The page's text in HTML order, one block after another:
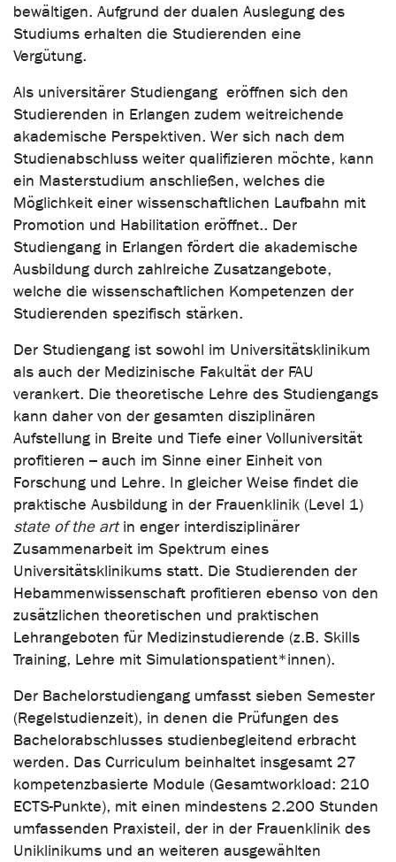
bewältigen. Aufgrund der dualen Auslegung des
Studiums erhalten die Studierenden eine
Vergütung.
Als universitärer Studiengang eröffnen sich den
Studierenden in Erlangen zudem weitreichende
akademische Perspektiven. Wer sich nach dem
Studienabschluss weiter qualifizieren möchte, kann
ein Masterstudium anschließen, welches die
Möglichkeit einer wissenschaftlichen Laufbahn mit
Promotion und Habilitation eröffnet.. Der
Studiengang in Erlangen fördert die akademische
Ausbildung durch zahlreiche Zusatzangebote,
welche die wissenschaftlichen Kompetenzen der
Studierenden spezifisch stärken.
Der Studiengang ist sowohl im Universitätsklinikum
als auch der Medizinische Fakultät der FAU
verankert. Die theoretische Lehre des Studiengangs
kann daher von der gesamten disziplinären
Aufstellung in Breite und Tiefe einer Volluniversität
profitieren – auch im Sinne einer Einheit von
Forschung und Lehre. In gleicher Weise findet die
praktische Ausbildung in der Frauenklinik (Level 1)
state of the artin enger interdisziplinärer
Zusammenarbeit im Spektrum eines
Universitätsklinikums statt. Die Studierenden der
Hebammenwissenschaft profitieren ebenso von den
zusätzlichen theoretischen und praktischen
Lehrangeboten für Medizinstudierende (z.B. Skills
Training, Lehre mit Simulationspatient*innen).
Der Bachelorstudiengang umfasst sieben Semester
(Regelstudienzeit), in denen die Prüfungen des
Bachelorabschlusses studienbegleitend erbracht
werden. Das Curriculum beinhaltet insgesamt 27
kompetenzbasierte Module (Gesamtworkload: 210
ECTS-Punkte), mit einen mindestens 2.200 Stunden
umfassenden Praxisteil, der in der Frauenklinik des
Uniklinikums und an weiteren ausgewählten